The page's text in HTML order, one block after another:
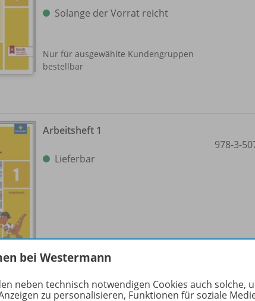
Solange der Vorrat reicht
Nur für ausgewählte Kundengruppen
bestellbar
Arbeitsheft 1
Lieferbar
978-3-
bei Westermann
neben technisch notwendigen Cookies auch solche,
zu personalisieren, Funktionen für soziale